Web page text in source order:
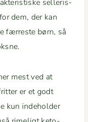
sel­l­eris­
dem, der kan
fær­reste børn, så
mest ved at
er et godt
kun inde­hold­er